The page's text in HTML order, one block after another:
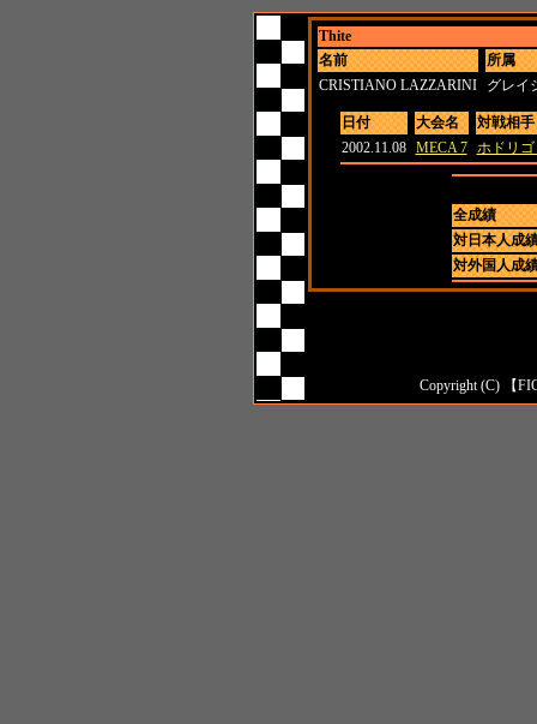
Thite
名前
所属
CRISTIANO LAZZARINI
グレイ
日付 大会名
対戦相手
2002.11.08
MECA 7 ホドリ
全成績
対日本人成
対外国人成
Copyright (C) 【